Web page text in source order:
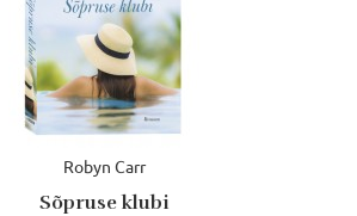
Robyn Carr
Sõpruse klubi